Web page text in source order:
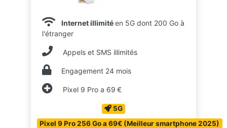
Internet illimitéen 5G dont 200 Go à
l'étranger
Appels et SMS illimités
Engagement 24 mois
Pixel 9 Pro a 69 €
5G
Pixel 9 Pro 256 Go a 69€ (Meilleur smartphone 2025)